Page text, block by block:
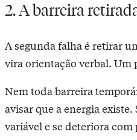
2. A barreira
A segunda falha é retirar
vira orientação verbal. Um
Nem toda barreira
avisar que a energia
variável e se deteriora com